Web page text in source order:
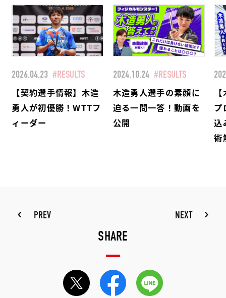
2026.04.23 #RESULTS
【契約選手情報】木造
勇人が初優勝！WTTフ
ィーダー
2024.10.24 #RESULTS
木造勇人選手の素顔に
迫る一問一答！動画を
公開
プ
込
術
PREV NEXT
SHARE